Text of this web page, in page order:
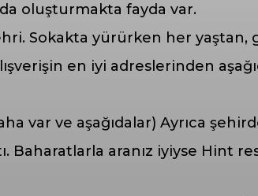
oluşturmakta fayda var.
Sokakta yürürken her yaştan,
en iyi adreslerinden
var ve aşağıdalar) Ayrıca
Baharatlarla aranız iyiyse Hint